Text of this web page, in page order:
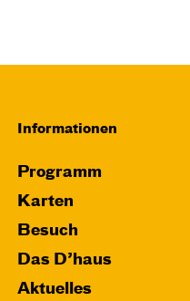
Informationen
Programm
Karten
Besuch
Das D’haus
Aktuelles